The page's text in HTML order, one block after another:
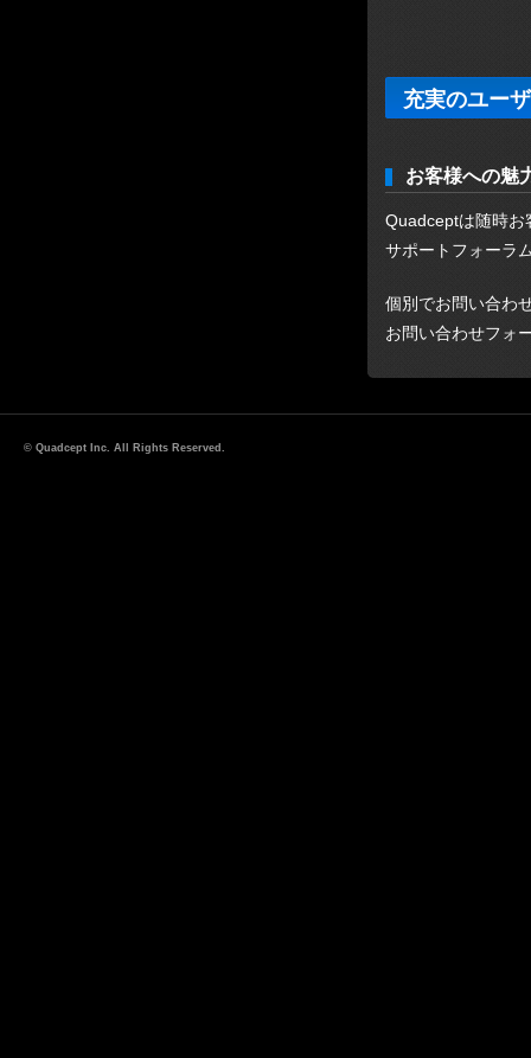
充実のユー
お客様への魅
Quadceptは随時お
サポートフォーラ
個別でお問い合わ
お問い合わせフォ
© Quadcept Inc. All Rights Reserved.